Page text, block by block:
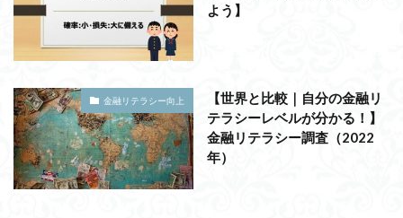
よう】
金融リテラシー向上
【世界と比較｜自分の金融リ
テラシーレベルが分かる！】
金融リテラシー調査（2022
年）